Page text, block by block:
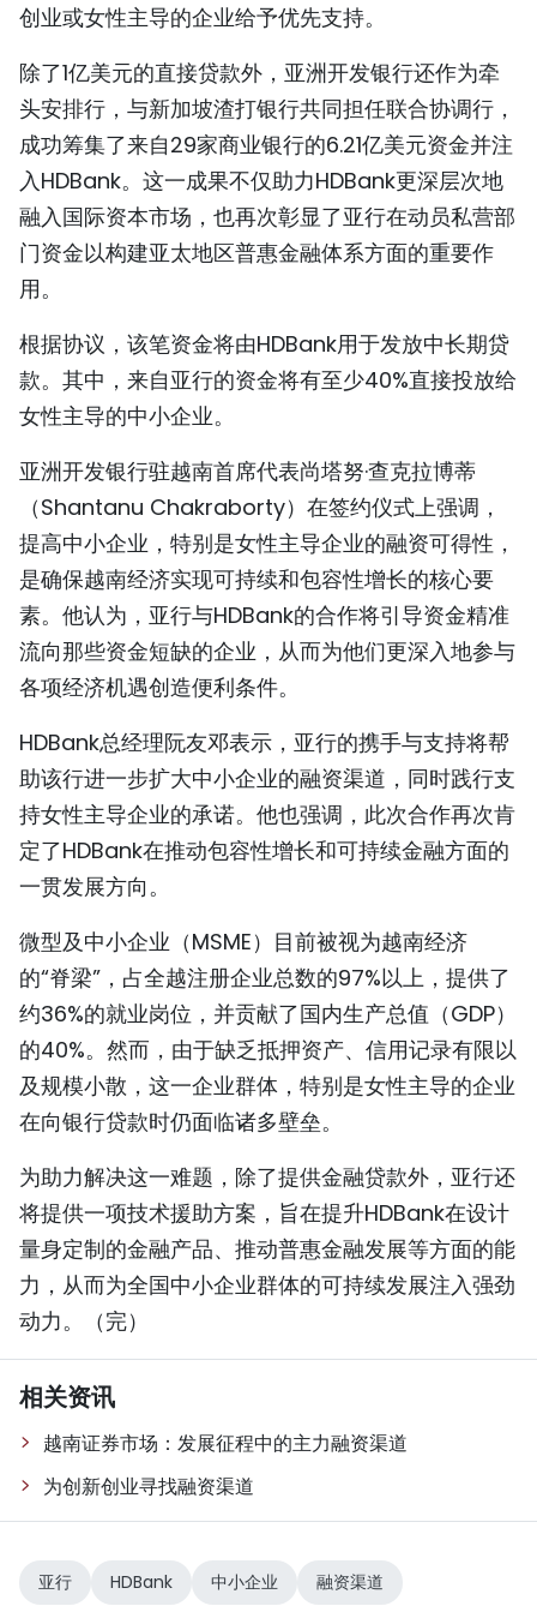
TIẾNG VIỆT
ENGLISH
FRANÇAIS
РУССКИЙ
ESPAÑOL
创业或女性主导的企业给予优先支持。
除了1亿美元的直接贷款外，亚洲开发银行还作为牵
头安排行，与新加坡渣打银行共同担任联合协调行，
成功筹集了来自29家商业银行的6.21亿美元资金并注
入HDBank。这一成果不仅助力HDBank更深层次地
融入国际资本市场，也再次彰显了亚行在动员私营部
门资金以构建亚太地区普惠金融体系方面的重要作
用。
根据协议，该笔资金将由HDBank用于发放中长期贷
款。其中，来自亚行的资金将有至少40%直接投放给
女性主导的中小企业。
亚洲开发银行驻越南首席代表尚塔努·查克拉博蒂
（Shantanu Chakraborty）在签约仪式上强调，
提高中小企业，特别是女性主导企业的融资可得性，
是确保越南经济实现可持续和包容性增长的核心要
素。他认为，亚行与HDBank的合作将引导资金精准
流向那些资金短缺的企业，从而为他们更深入地参与
各项经济机遇创造便利条件。
HDBank总经理阮友邓表示，亚行的携手与支持将帮
助该行进一步扩大中小企业的融资渠道，同时践行支
持女性主导企业的承诺。他也强调，此次合作再次肯
定了HDBank在推动包容性增长和可持续金融方面的
一贯发展方向。
微型及中小企业（MSME）目前被视为越南经济
的“脊梁”，占全越注册企业总数的97%以上，提供了
约36%的就业岗位，并贡献了国内生产总值（GDP）
的40%。然而，由于缺乏抵押资产、信用记录有限以
及规模小散，这一企业群体，特别是女性主导的企业
在向银行贷款时仍面临诸多壁垒。
为助力解决这一难题，除了提供金融贷款外，亚行还
将提供一项技术援助方案，旨在提升HDBank在设计
量身定制的金融产品、推动普惠金融发展等方面的能
力，从而为全国中小企业群体的可持续发展注入强劲
动力。（完）
相关资讯
越南证券市场：发展征程中的主力融资渠道
为创新创业寻找融资渠道
亚行 HDBank 中小企业 融资渠道